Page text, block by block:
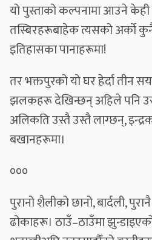
यो पुस्ताको कल्पनामा आउने केही
तस्बिरहरूबाहेक त्यसको अर्को
इतिहासका पानाहरूमा!
तर भक्तपुरको यो घर हेर्दा तीन
झलकहरू देखिन्छन् अहिले पनि
अलिकति उस्तै उस्तै लाग्छन्,
बखानहरूमा।
०००
पुरानो शैलीको छानो, बार्दली,
ढोकाहरू। ठाउँ–ठाउँमा झुन्डाइएको